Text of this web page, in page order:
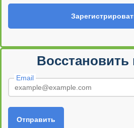
Восстановить
Email
Отправить